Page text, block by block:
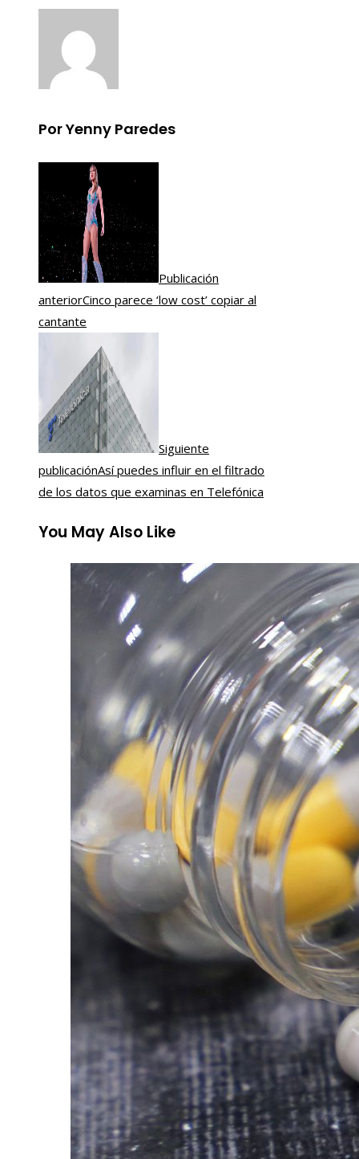
Por Yenny Paredes
Publicación
anteriorCinco parece ‘low cost’ copiar al
cantante
Siguiente
publicaciónAsí puedes influir en el filtrado
de los datos que examinas en Telefónica
You May Also Like